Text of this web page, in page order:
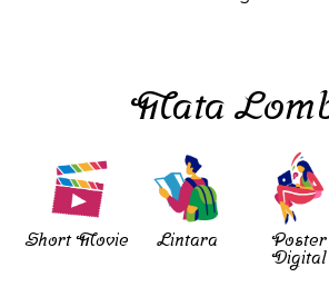
Mata
Short Movie Lintara
Poster
Digital